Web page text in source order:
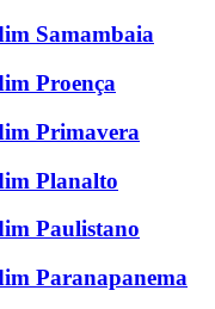
Samambaia
Proença
Primavera
Planalto
Paulistano
Paranapanema